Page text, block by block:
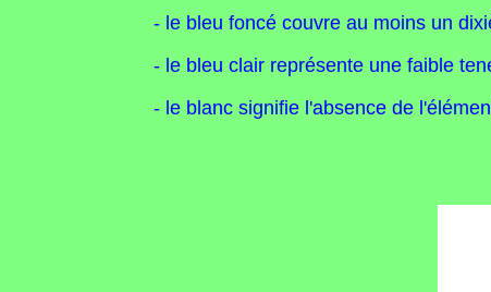
- le bleu foncé couvre au moins un
- le bleu clair représente une faible
- le blanc signifie l'absence de